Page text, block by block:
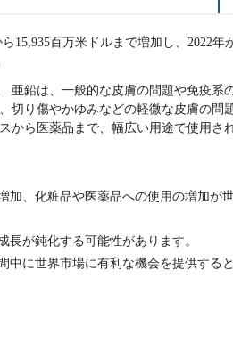
15,935百万米ドルまで増加し、2022年
亜鉛は、一般的な皮膚の問題や免疫系
切り傷やかゆみなどの軽微な皮膚の問
ら医薬品まで、幅広い用途で使用さ
加、化粧品や医薬品への使用の増加が
が鈍化する可能性があります。
に世界市場に有利な機会を提供する